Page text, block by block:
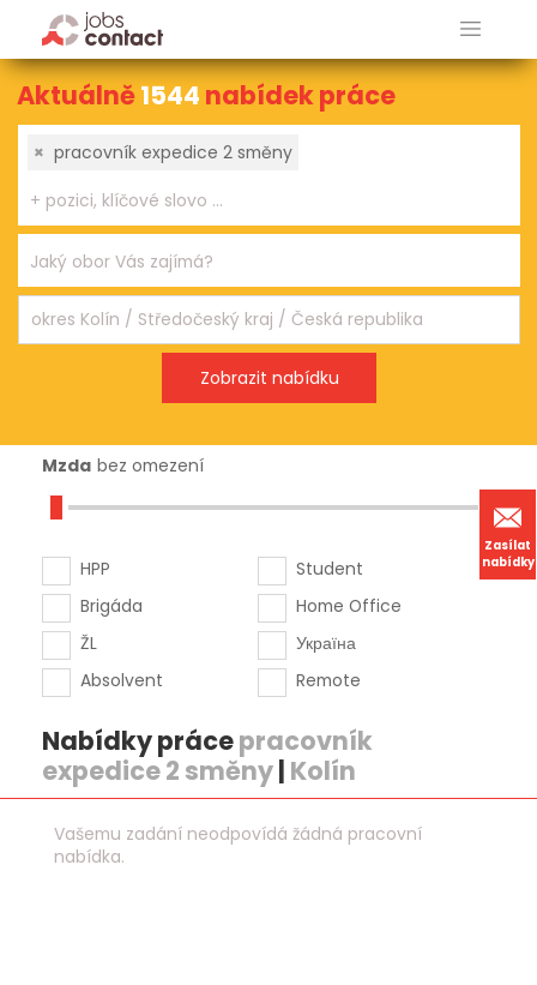
Zasílat
nabídky
Aktuálně1544 nabídek práce
× pracovník expedice 2 směny
Mzda bez omezení
HPP
Brigáda
ŽL
Absolvent
Student
Home Office
Україна
Remote
Nabídky prácepracovník
expedice 2 směny| Kolín
Vašemu zadání neodpovídá žádná pracovní
nabídka.